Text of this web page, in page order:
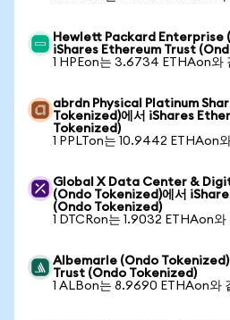
Hewlett Packard Enterprise
iShares Ethereum Trust
1 HPEon는 3.6734 ETHAon와
abrdn Physical Platinum
Tokenized)에서 iShares
Tokenized)
1 PPLTon는 10.9442 ETHAon
Global X Data Center &
(Ondo Tokenized)에서
(Ondo Tokenized)
1 DTCRon는 1.9032 ETHAon와
Albemarle (Ondo
Trust (Ondo Tokenized)
1 ALBon는 8.9690 ETHAon와